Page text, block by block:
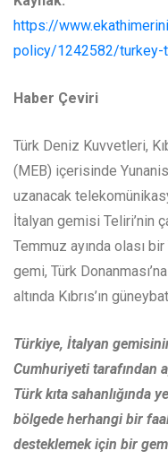
https://
policy/1242582/
Haber Çeviri
Türk Deniz Kuvvetleri,
(MEB) içerisinde
uzanacak
İtalyan gemisi Teliri’nin
Temmuz ayında olası
gemi, Türk
altında Kıbrıs’ın
Türkiye, İtalyan
Cumhuriyeti tarafından
Türk kıta sahanlığında
bölgede herhangi bir
desteklemek için bir